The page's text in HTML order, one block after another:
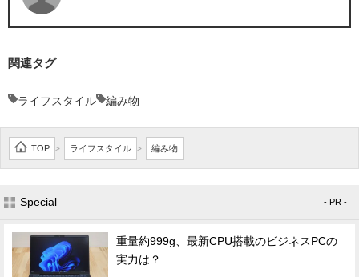
関連タグ
ライフスタイル 編み物
TOP > ライフスタイル > 編み物
Special - PR -
重量約999g、最新CPU搭載のビジネスPCの
実力は？